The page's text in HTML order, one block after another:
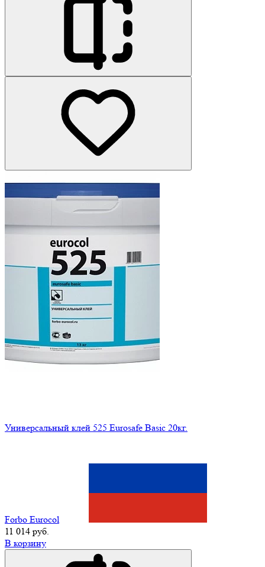
Универсальный клей 525 Eurosafe Basic 20кг.
Forbo Eurocol
11 014 руб.
В корзину